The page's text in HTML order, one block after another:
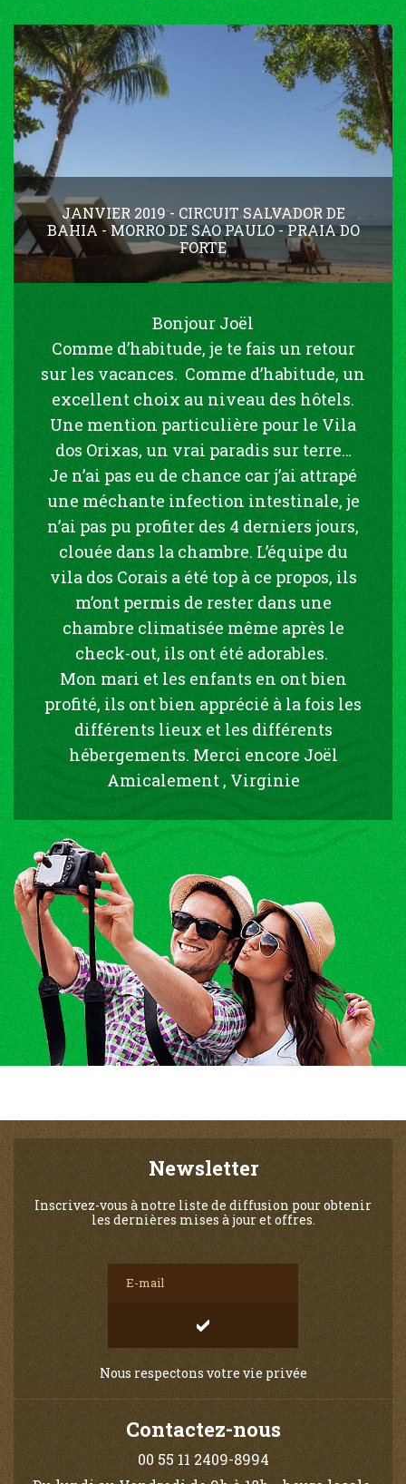
JANVIER 2019 - CIRCUIT SALVADOR DE
BAHIA - MORRO DE SAO PAULO - PRAIA DO
FORTE
Bonjour Joël
Comme d’habitude, je te fais un retour
sur les vacances. Comme d’habitude, un
excellent choix au niveau des hôtels.
Une mention particulière pour le Vila
dos Orixas, un vrai paradis sur terre…
Je n’ai pas eu de chance car j’ai attrapé
une méchante infection intestinale, je
n’ai pas pu profiter des 4 derniers jours,
clouée dans la chambre. L’équipe du
vila dos Corais a été top à ce propos, ils
m’ont permis de rester dans une
chambre climatisée même après le
check-out, ils ont été adorables.
Mon mari et les enfants en ont bien
profité, ils ont bien apprécié à la fois les
différents lieux et les différents
hébergements. Merci encore Joël
Amicalement , Virginie
Newsletter
Inscrivez-vous à notre liste de diffusion pour obtenir
les dernières mises à jour et offres.
Nous respectons votre vie privée
Contactez-nous
00 55 11 2409-8994